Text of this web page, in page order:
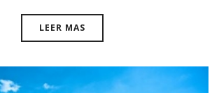
LEER MAS